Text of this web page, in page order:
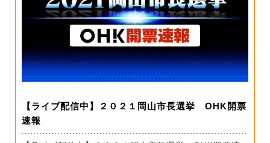
【ライブ配信中】２０２１岡山市長選挙 OHK開票
速報